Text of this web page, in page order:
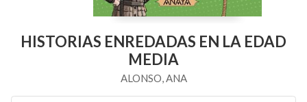
HISTORIAS ENREDADAS EN LA EDAD
MEDIA
ALONSO, ANA